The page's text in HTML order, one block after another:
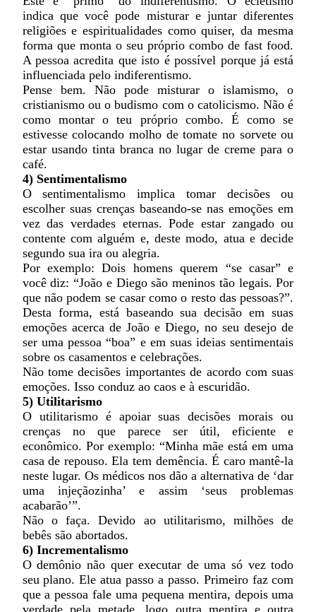
indica que você pode misturar e juntar diferentes
religiões e espiritualidades como quiser, da mesma
forma que monta o seu próprio combo de fast food.
A pessoa acredita que isto é possível porque já está
influenciada pelo indiferentismo.
Pense bem. Não pode misturar o islamismo, o
cristianismo ou o budismo com o catolicismo. Não é
como montar o teu próprio combo. É como se
estivesse colocando molho de tomate no sorvete ou
estar usando tinta branca no lugar de creme para o
café.
4) Sentimentalismo
O sentimentalismo implica tomar decisões ou
escolher suas crenças baseando-se nas emoções em
vez das verdades eternas. Pode estar zangado ou
contente com alguém e, deste modo, atua e decide
segundo sua ira ou alegria.
Por exemplo: Dois homens querem “se casar” e
você diz: “João e Diego são meninos tão legais. Por
que não podem se casar como o resto das pessoas?”.
Desta forma, está baseando sua decisão em suas
emoções acerca de João e Diego, no seu desejo de
ser uma pessoa “boa” e em suas ideias sentimentais
sobre os casamentos e celebrações.
Não tome decisões importantes de acordo com suas
emoções. Isso conduz ao caos e à escuridão.
5) Utilitarismo
O utilitarismo é apoiar suas decisões morais ou
crenças no que parece ser útil, eficiente e
econômico. Por exemplo: “Minha mãe está em uma
casa de repouso. Ela tem demência. É caro mantê-la
neste lugar. Os médicos nos dão a alternativa de ‘dar
uma injeçãozinha’ e assim ‘seus problemas
acabarão’”.
Não o faça. Devido ao utilitarismo, milhões de
bebês são abortados.
6) Incrementalismo
O demônio não quer executar de uma só vez todo
seu plano. Ele atua passo a passo. Primeiro faz com
que a pessoa fale uma pequena mentira, depois uma